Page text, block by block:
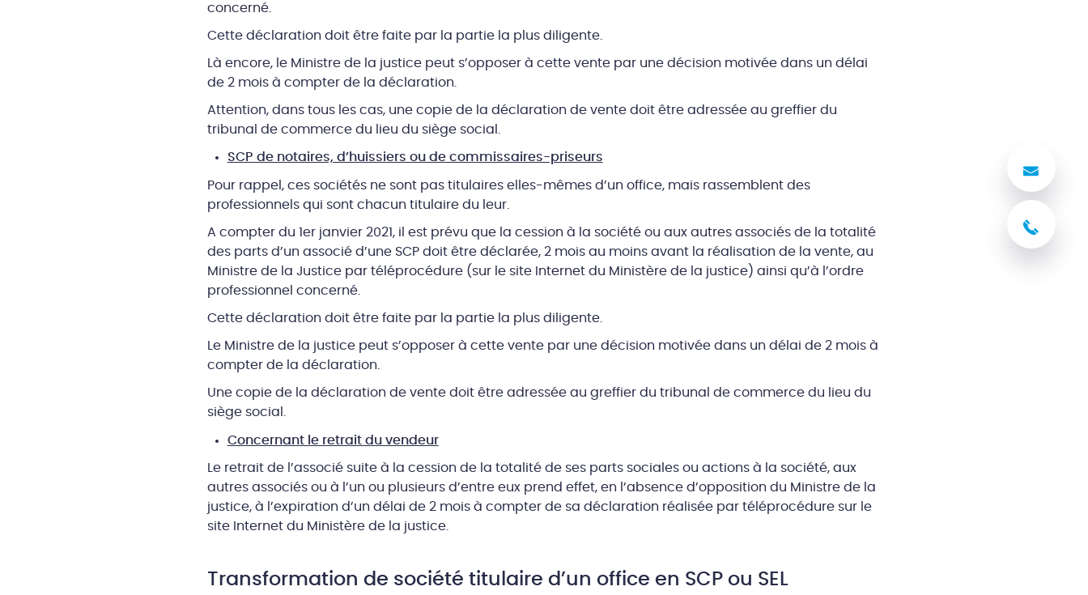
concerné.
Cette déclaration doit être faite par la partie la plus diligente.
Là encore, le Ministre de la justice peut s’opposer à cette vente par une décision motivée dans un délai
de 2 mois à compter de la déclaration.
Attention, dans tous les cas, une copie de la déclaration de vente doit être adressée au greffier du
tribunal de commerce du lieu du siège social.
SCP de notaires, d’huissiers ou de commissaires-priseurs
Pour rappel, ces sociétés ne sont pas titulaires elles-mêmes d’un office, mais rassemblent des
professionnels qui sont chacun titulaire du leur.
A compter du 1er janvier 2021, il est prévu que la cession à la société ou aux autres associés de la totalité
des parts d’un associé d’une SCP doit être déclarée, 2 mois au moins avant la réalisation de la vente, au
Ministre de la Justice par téléprocédure (sur le site Internet du Ministère de la justice) ainsi qu’à l’ordre
professionnel concerné.
Cette déclaration doit être faite par la partie la plus diligente.
Le Ministre de la justice peut s’opposer à cette vente par une décision motivée dans un délai de 2 mois à
compter de la déclaration.
Une copie de la déclaration de vente doit être adressée au greffier du tribunal de commerce du lieu du
siège social.
Concernant le retrait du vendeur
Le retrait de l’associé suite à la cession de la totalité de ses parts sociales ou actions à la société, aux
autres associés ou à l’un ou plusieurs d’entre eux prend effet, en l’absence d’opposition du Ministre de la
justice, à l’expiration d’un délai de 2 mois à compter de sa déclaration réalisée par téléprocédure sur le
site Internet du Ministère de la justice.
Transformation de société titulaire d’un office en SCP ou SEL